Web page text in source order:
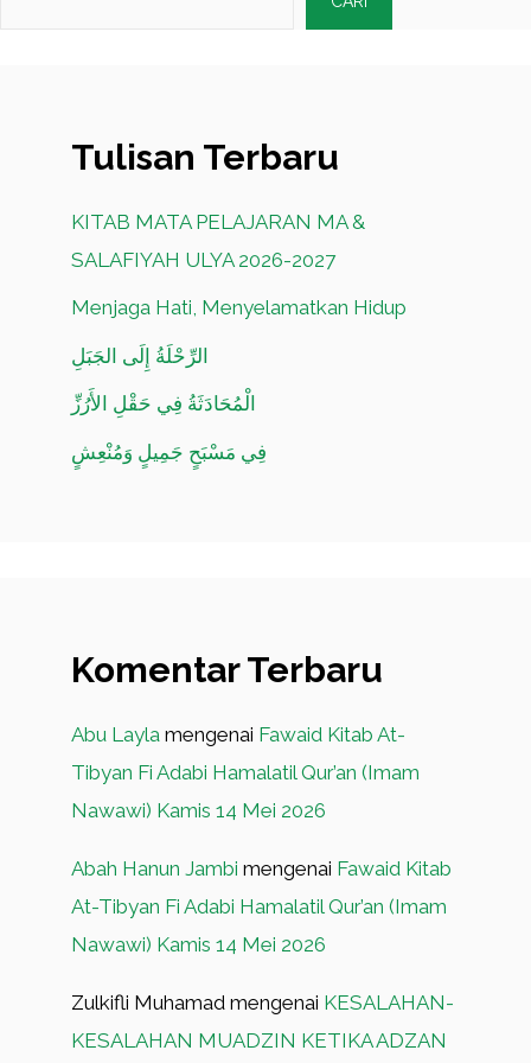
Tulisan Terbaru
KITAB MATA PELAJARAN MA &
SALAFIYAH ULYA 2026-2027
Menjaga Hati, Menyelamatkan Hidup
الرِّحْلَةُ إِلَى الجَبَلِ
الْمُحَادَثَةُ فِي حَقْلِ الأَرُزِّ
فِي مَسْبَحٍ جَمِيلٍ وَمُنْعِشٍ
Komentar Terbaru
Abu Layla mengenai Fawaid Kitab At-
Tibyan Fi Adabi Hamalatil Qur’an (Imam
Nawawi) Kamis 14 Mei 2026
Abah Hanun Jambi mengenai Fawaid Kitab
At-Tibyan Fi Adabi Hamalatil Qur’an (Imam
Nawawi) Kamis 14 Mei 2026
Zulkifli Muhamad mengenai KESALAHAN-
KESALAHAN MUADZIN KETIKA ADZAN